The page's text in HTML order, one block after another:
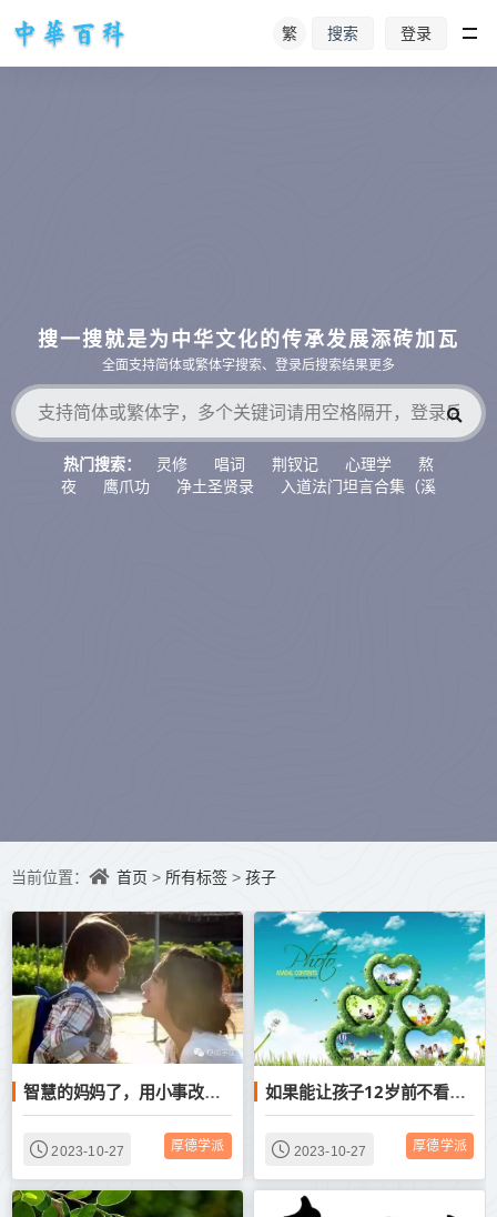
繁 搜索 登录
搜一搜就是为中华文化的传承发展添砖加瓦
全面支持简体或繁体字搜索、登录后搜索结果更多
热门搜索： 灵修 唱词 荆钗记 心理学
熬
夜
鹰爪功 净土圣贤录
入道法门坦言合集（溪
当前位置： 首页 > 所有标签 > 孩子
智慧的妈妈了，用小事改变孩子一生！(上)
2023-10-27 厚德学派
如果能让孩子12岁前不看电视，他们将终生获益！
2023-10-27 厚德学派